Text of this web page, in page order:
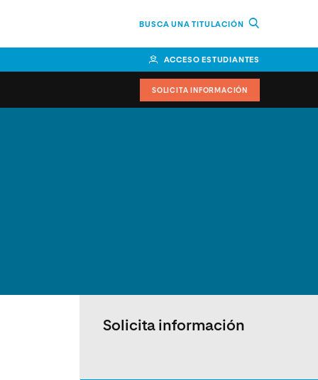
BUSCA UNA TITULACIÓN
ACCESO ESTUDIANTES
SOLICITA INFORMACIÓN
Solicita información